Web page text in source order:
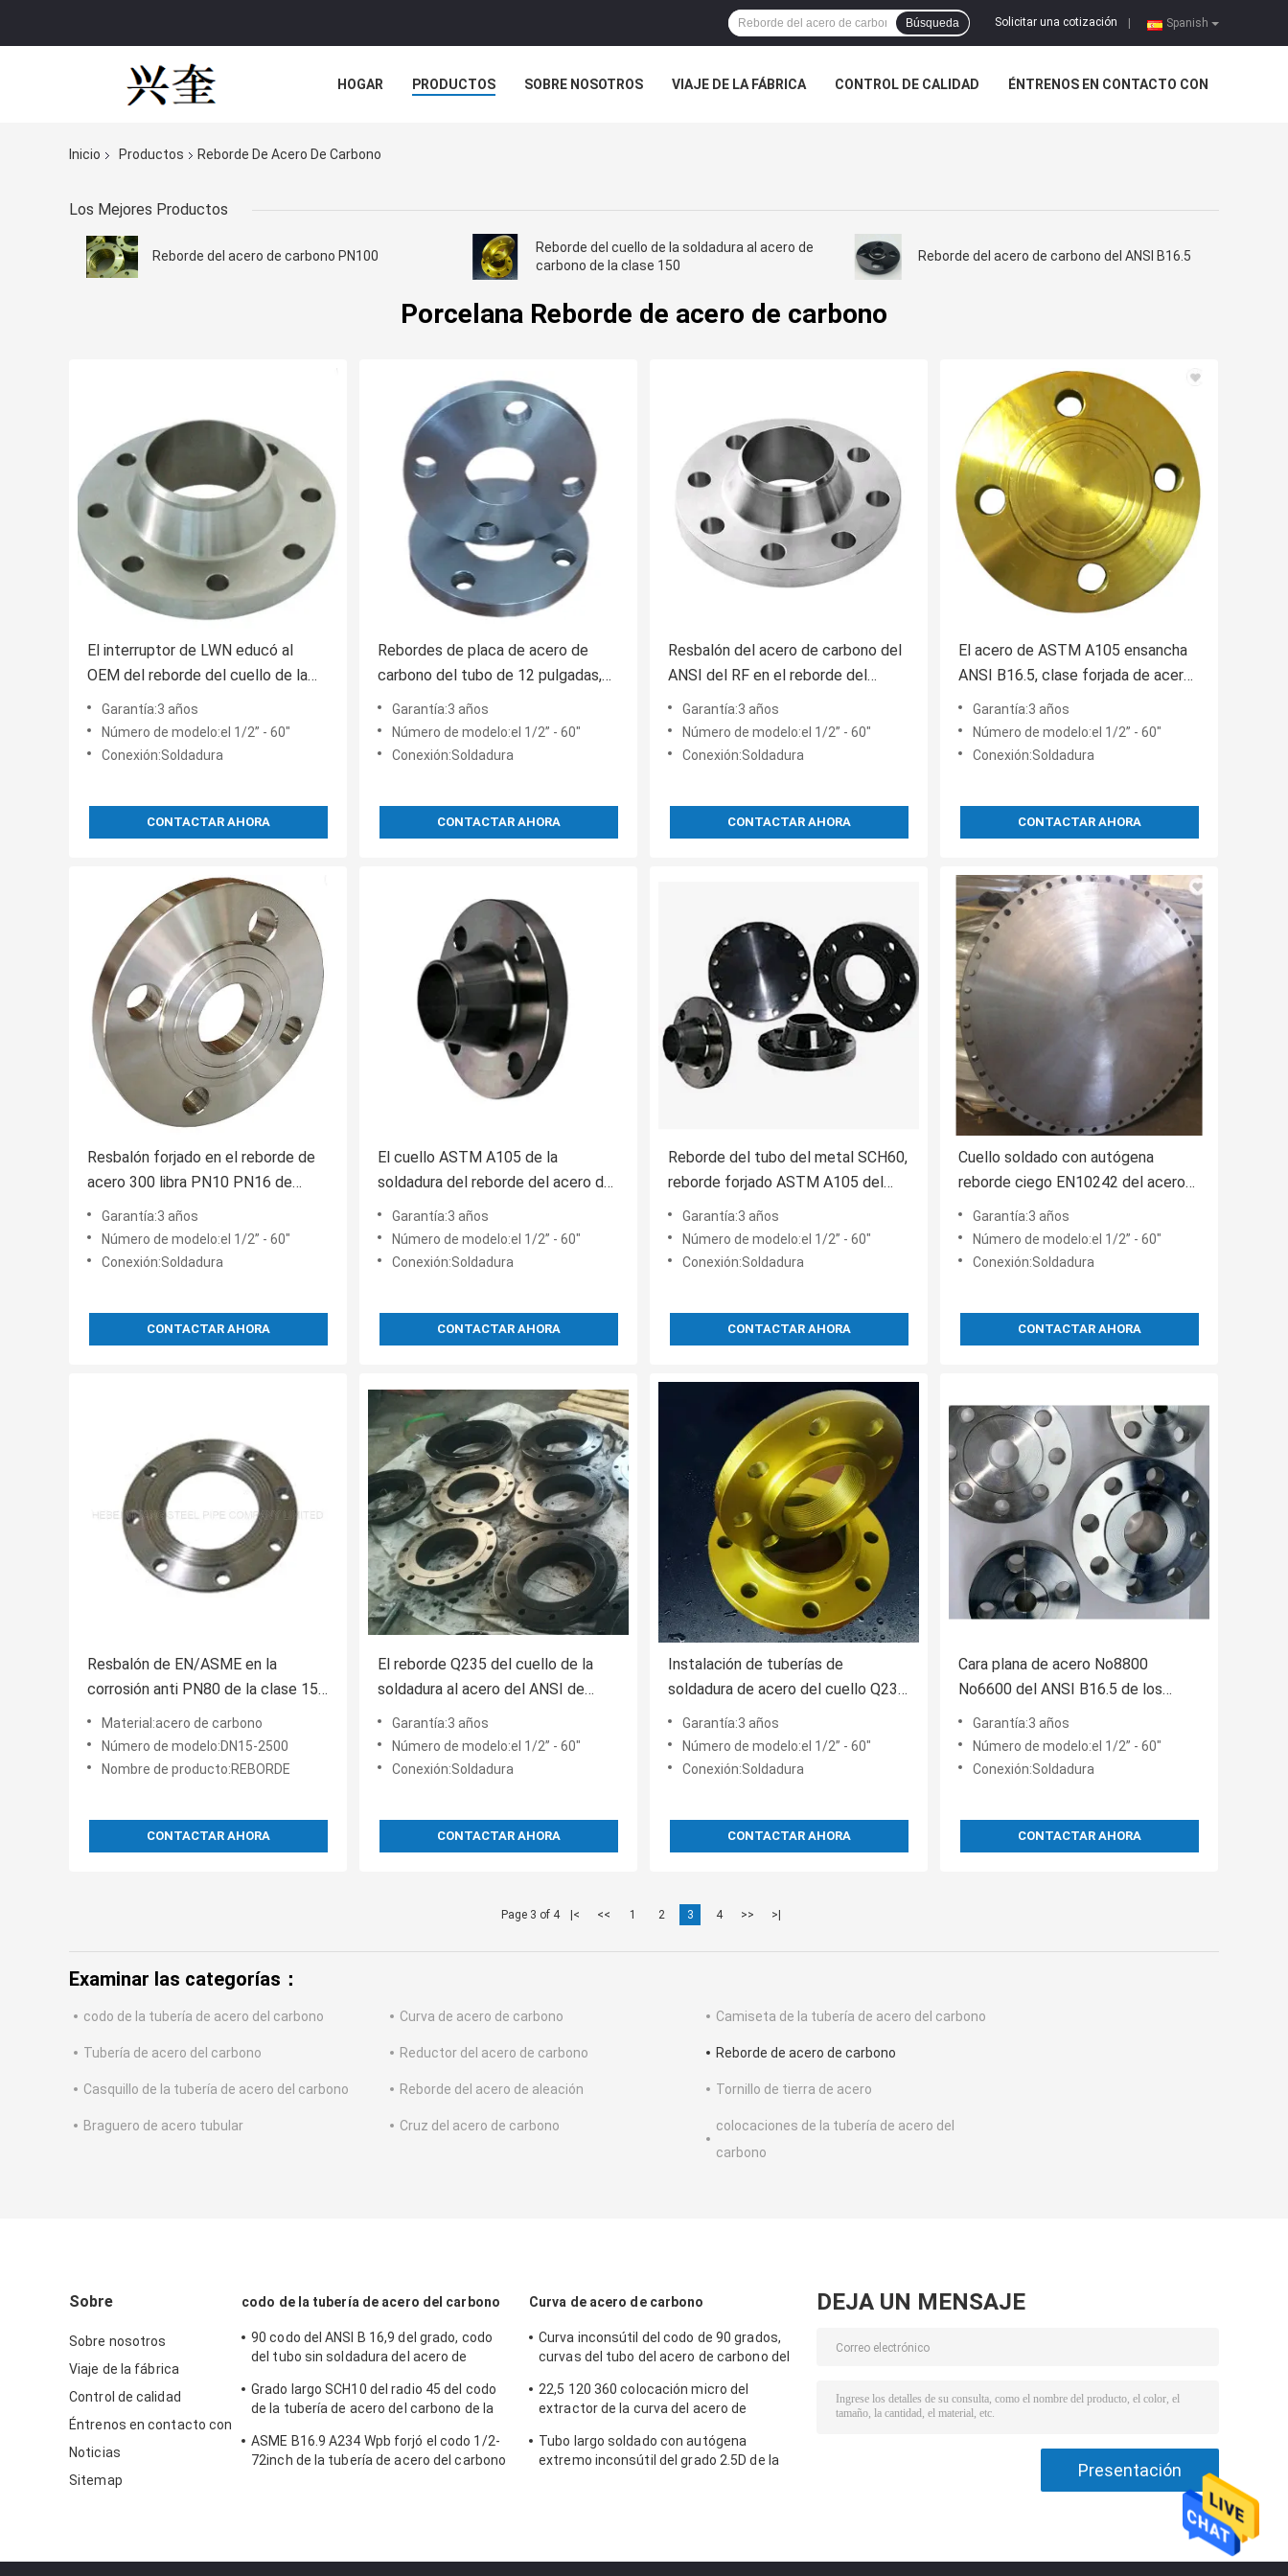
Spanish
Solicitar una cotización
Búsqueda
HOGAR PRODUCTOS SOBRE NOSOTROS VIAJE DE LA FÁBRICA CONTROL DE CALIDAD ÉNTRENOS EN CONTACTO CON
Inicio
Productos Reborde De Acero De Carbono
Los Mejores Productos
Reborde del acero de carbono PN100
Reborde del cuello de la soldadura al acero de
carbono de la clase 150
Reborde del acero de carbono del ANSI B16.5
Porcelana Reborde de acero de carbono
El interruptor de LWN educó al
OEM del reborde del cuello de la
soldadura de la cara para la tubería
de acero inoxidable
Garantía:3 años
Número de modelo:el 1/2” - 60"
Conexión:Soldadura
CONTACTAR AHORA
Rebordes de placa de acero de
carbono del tubo de 12 pulgadas,
clase 600 del reborde de placa del
tubo del estruendo PN16
Garantía:3 años
Número de modelo:el 1/2” - 60"
Conexión:Soldadura
CONTACTAR AHORA
Resbalón del acero de carbono del
ANSI del RF en el reborde del
cuello de la soldadura, clase 150
del reborde ciego DN100
Garantía:3 años
Número de modelo:el 1/2” - 60"
Conexión:Soldadura
CONTACTAR AHORA
El acero de ASTM A105 ensancha
ANSI B16.5, clase forjada de acero
900 del reborde ciego de carbono
Garantía:3 años
Número de modelo:el 1/2” - 60"
Conexión:Soldadura
CONTACTAR AHORA
Resbalón forjado en el reborde de
acero 300 libra PN10 PN16 de
carbono
Garantía:3 años
Número de modelo:el 1/2” - 60"
Conexión:Soldadura
CONTACTAR AHORA
El cuello ASTM A105 de la
soldadura del reborde del acero de
carbono de SCH40 SCH80 forjó los
rebordes de acero
Garantía:3 años
Número de modelo:el 1/2” - 60"
Conexión:Soldadura
CONTACTAR AHORA
Reborde del tubo del metal SCH60,
reborde forjado ASTM A105 del
cuello de la soldadura
Garantía:3 años
Número de modelo:el 1/2” - 60"
Conexión:Soldadura
CONTACTAR AHORA
Cuello soldado con autógena
reborde ciego EN10242 del acero
de carbono del tubo de A234WPC
en la placa doble en blanco
Garantía:3 años
Número de modelo:el 1/2” - 60"
Conexión:Soldadura
CONTACTAR AHORA
Resbalón de EN/ASME en la
corrosión anti PN80 de la clase 150
del reborde A105 del acero de
carbono de la placa
Material:acero de carbono
Número de modelo:DN15-2500
Nombre de producto:REBORDE
CONTACTAR AHORA
El reborde Q235 del cuello de la
soldadura al acero del ANSI de
Astm B16.5 de la pulgada del 1/2
tuberías la instalación en existencia
Garantía:3 años
Número de modelo:el 1/2” - 60"
Conexión:Soldadura
CONTACTAR AHORA
Instalación de tuberías de
soldadura de acero del cuello Q235
del reborde de carbono del dinar
del ANSI B16.5
Garantía:3 años
Número de modelo:el 1/2” - 60"
Conexión:Soldadura
CONTACTAR AHORA
Cara plana de acero No8800
No6600 del ANSI B16.5 de los
rebordes S0 Rjf de carbono de la
base A105 del níquel
Garantía:3 años
Número de modelo:el 1/2” - 60"
Conexión:Soldadura
CONTACTAR AHORA
Page 3 of 4 |< << 1 2 3 4 >> >|
Examinar las categorías：
codo de la tubería de acero del carbono Curva de acero de carbono Camiseta de la tubería de acero del carbono
Tubería de acero del carbono Reductor del acero de carbono Reborde de acero de carbono
Casquillo de la tubería de acero del carbono Reborde del acero de aleación Tornillo de tierra de acero
Braguero de acero tubular Cruz del acero de carbono
colocaciones de la tubería de acero del
carbono
Sobre
Sobre nosotros
Viaje de la fábrica
Control de calidad
Éntrenos en contacto con
Noticias
Sitemap
codo de la tubería de acero del carbono
90 codo del ANSI B 16,9 del grado, codo
del tubo sin soldadura del acero de
Grado largo SCH10 del radio 45 del codo
de la tubería de acero del carbono de la
ASME B16.9 A234 Wpb forjó el codo 1/2-
72inch de la tubería de acero del carbono
Curva de acero de carbono
Curva inconsútil del codo de 90 grados,
curvas del tubo del acero de carbono del
22,5 120 360 colocación micro del
extractor de la curva del acero de
Tubo largo soldado con autógena
extremo inconsútil del grado 2.5D de la
DEJA UN MENSAJE